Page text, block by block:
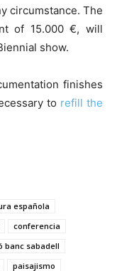
circumstance. The
of 15.000 €, will
show.
finishes
to refill the
española
conferencia
banc sabadell
paisajismo